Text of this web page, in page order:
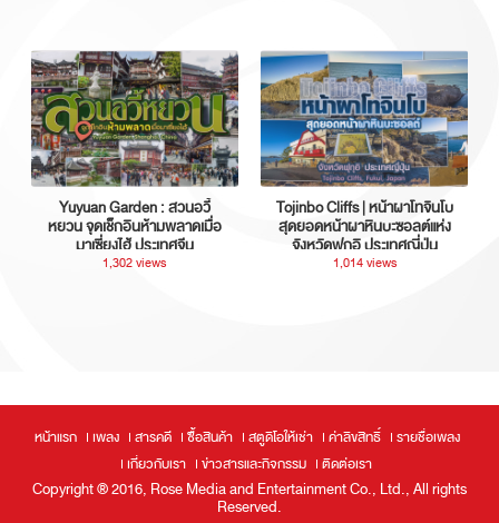
Yuyuan Garden : สวนอวี้
หยวน จุดเช็กอินห้ามพลาดเมื่อ
มาเซี่ยงไฮ้ ประเทศจีน
1,302 views
Tojinbo Cliffs | หน้าผาโทจินโบ
สุดยอดหน้าผาหินบะซอลต์แห่ง
จังหวัดฟุกุอิ ประเทศญี่ปุ่น
1,014 views
หน้าแรก เพลง สารคดี ซื้อสินค้า สตูดิโอให้เช่า ค่าลิขสิทธิ์
รายชื่อเพลง
เกี่ยวกับเรา
ข่าวสารและกิจกรรม ติดต่อเรา
Copyright ® 2016, Rose Media and Entertainment Co., Ltd., All rights
Reserved.